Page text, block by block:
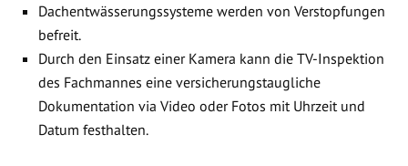
Dachentwässerungssysteme werden von Verstopfungen
befreit.
Durch den Einsatz einer Kamera kann die TV-Inspektion
des Fachmannes eine versicherungstaugliche
Dokumentation via Video oder Fotos mit Uhrzeit und
Datum festhalten.